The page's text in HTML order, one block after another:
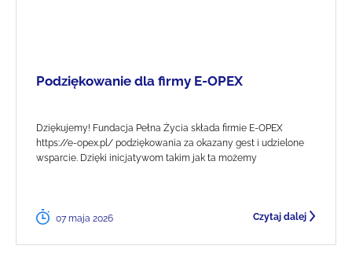
Podziękowanie dla firmy E-OPEX
Dziękujemy! Fundacja Pełna Życia składa firmie E-OPEX
https://e-opex.pl/ podziękowania za okazany gest i udzielone
wsparcie. Dzięki inicjatywom takim jak ta możemy
07 maja 2026 Czytaj dalej